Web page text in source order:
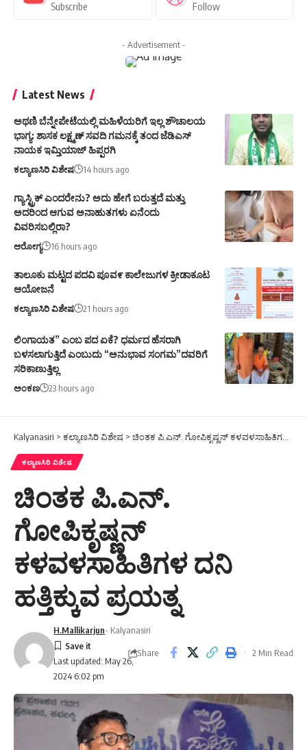
Subscribe Follow
- Advertisement -
Latest News
ಅಥಣಿ ಬೆನ್ನೇಪೇಟೆಯಲ್ಲಿ ಮಹಿಳೆಯರಿಗೆ ಇಲ್ಲ ಶೌಚಾಲಯ
ಭಾಗ್ಯ: ಶಾಸಕ ಲಕ್ಷ್ಮಣ್ ಸವದಿ ಗಮನಕ್ಕೆ ತಂದ ಜೆಡಿಎಸ್
ನಾಯಕ ಇಮ್ತಿಯಾಜ್ ಹಿಪ್ಪರಗಿ
ಕಲ್ಯಾಣಸಿರಿ ವಿಶೇಷ 14 hours ago
ಗ್ಯಾಸ್ಟ್ರಿಕ್ ಎಂದರೇನು? ಅದು ಹೇಗೆ ಬರುತ್ತದೆ ಮತ್ತು
ಅದರಿಂದ ಆಗುವ ಅನಾಹುತಗಳು ಏನೆಂದು
ವಿವರಿಸಬಲ್ಲಿರಾ?
ಆರೋಗ್ಯ 16 hours ago
ತಾಲೂಕು ಮಟ್ಟದ ಪದವಿ ಪೂವ೯ ಕಾಲೇಜುಗಳ ಕ್ರೀಡಾಕೂಟ
ಆಯೋಜನೆ
ಕಲ್ಯಾಣಸಿರಿ ವಿಶೇಷ 21 hours ago
ಲಿಂಗಾಯತ” ಎಂಬ ಪದ ಏಕೆ? ಧರ್ಮದ ಹೆಸರಾಗಿ
ಬಳಸಲಾಗುತ್ತಿದೆ ಎಂಬುದು “ಅನುಭಾವ ಸಂಗಮ”ದವರಿಗೆ
ಸರಿಕಾಣುತ್ತಿಲ್ಲ
ಅಂಕಣ 23 hours ago
Kalyanasiri > ಕಲ್ಯಾಣಸಿರಿ ವಿಶೇಷ > ಚಿಂತಕ ಪಿ.ಎನ್. ಗೋಪಿಕೃಷ್ಣನ್ ಕಳವಳಸಾಹಿತಿಗಳ ದನಿ ಹತ್ತಿಕ್ಕುವ ಪ್ರಯತ್ನ
ಕಲ್ಯಾಣಸಿರಿ ವಿಶೇಷ
ಚಿಂತಕ ಪಿ.ಎನ್.
ಗೋಪಿಕೃಷ್ಣನ್
ಕಳವಳಸಾಹಿತಿಗಳ ದನಿ
ಹತ್ತಿಕ್ಕುವ ಪ್ರಯತ್ನ
Last updated: May 26,
2024 6:02 pm
H.Mallikarjun- Kalyanasiri
Share 2 Min Read